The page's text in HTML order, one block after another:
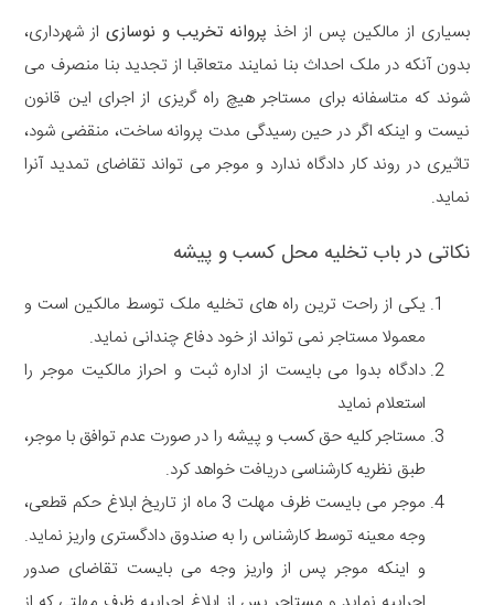
بسیاری از مالکین پس از اخذ پروانه تخریب و نوسازیاز شهرداری،
بدون آنکه در ملک احداث بنا نمایند متعاقبا از تجدید بنا منصرف می
شوند که متاسفانه برای مستاجر هیچ راه گریزی از اجرای این قانون
نیست و اینکه اگر در حین رسیدگی مدت پروانه ساخت، منقضی شود،
تاثیری در روند کار دادگاه ندارد و موجر می تواند تقاضای تمدید آنرا
نماید.
نکاتی در باب تخلیه محل کسب و پیشه
یکی از راحت ترین راه های تخلیه ملک توسط مالکین است و
معمولا مستاجر نمی تواند از خود دفاع چندانی نماید.
دادگاه بدوا می بایست از اداره ثبت و احراز مالکیت موجر را
استعلام نماید
مستاجر کلیه حق کسب و پیشه را در صورت عدم توافق با موجر،
طبق نظریه کارشناسی دریافت خواهد کرد.
موجر می بایست ظرف مهلت 3 ماه از تاریخ ابلاغ حکم قطعی،
وجه معینه توسط کارشناس را به صندوق دادگستری واریز نماید.
و اینکه موجر پس از واریز وجه می بایست تقاضای صدور